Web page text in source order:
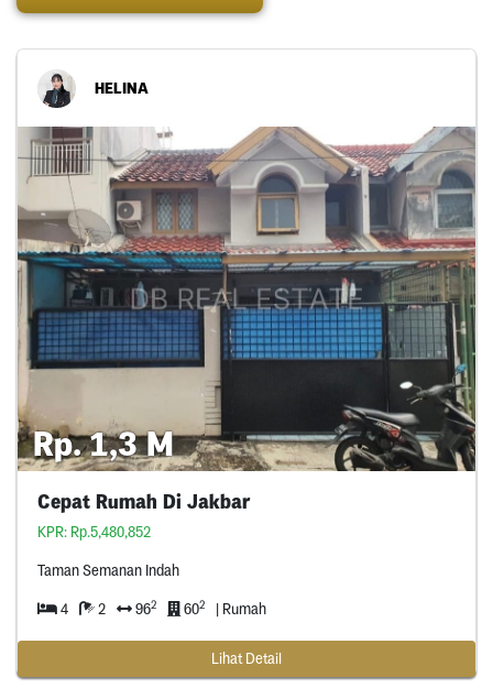
HELINA
Rp. 1,3 M
Cepat Rumah Di Jakbar
KPR: Rp.5,480,852
Taman Semanan Indah
4 2 962 602 | Rumah
Lihat Detail